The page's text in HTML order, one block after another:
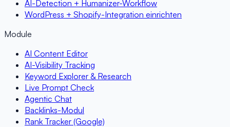
AI-Detection + Humanizer-Workflow
WordPress + Shopify-Integration einrichten
Module
AI Content Editor
AI-Visibility Tracking
Keyword Explorer & Research
Live Prompt Check
Agentic Chat
Backlinks-Modul
Rank Tracker (Google)